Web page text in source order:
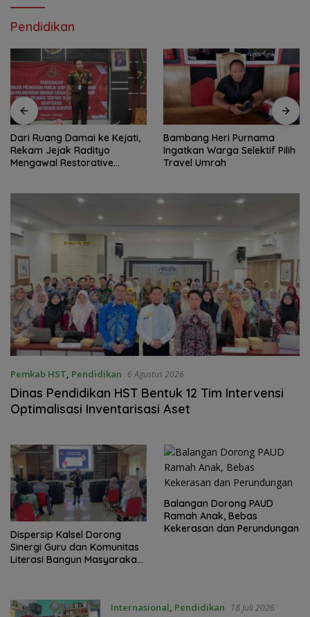
Pendidikan
Dari Ruang Damai ke Kejati,
Rekam Jejak Radityo
Mengawal Restorative
Bambang Heri Purnama
Ingatkan Warga Selektif Pilih
Travel Umrah
Pemkab HST, Pendidikan 6 Agustus 2026
Dinas Pendidikan HST Bentuk 12 Tim Intervensi
Optimalisasi Inventarisasi Aset
Dispersip Kalsel Dorong
Sinergi Guru dan Komunitas
Literasi Bangun Masyarakat
Balangan Dorong PAUD
Ramah Anak, Bebas
Kekerasan dan Perundungan
Internasional, Pendidikan 18 Juli 2026